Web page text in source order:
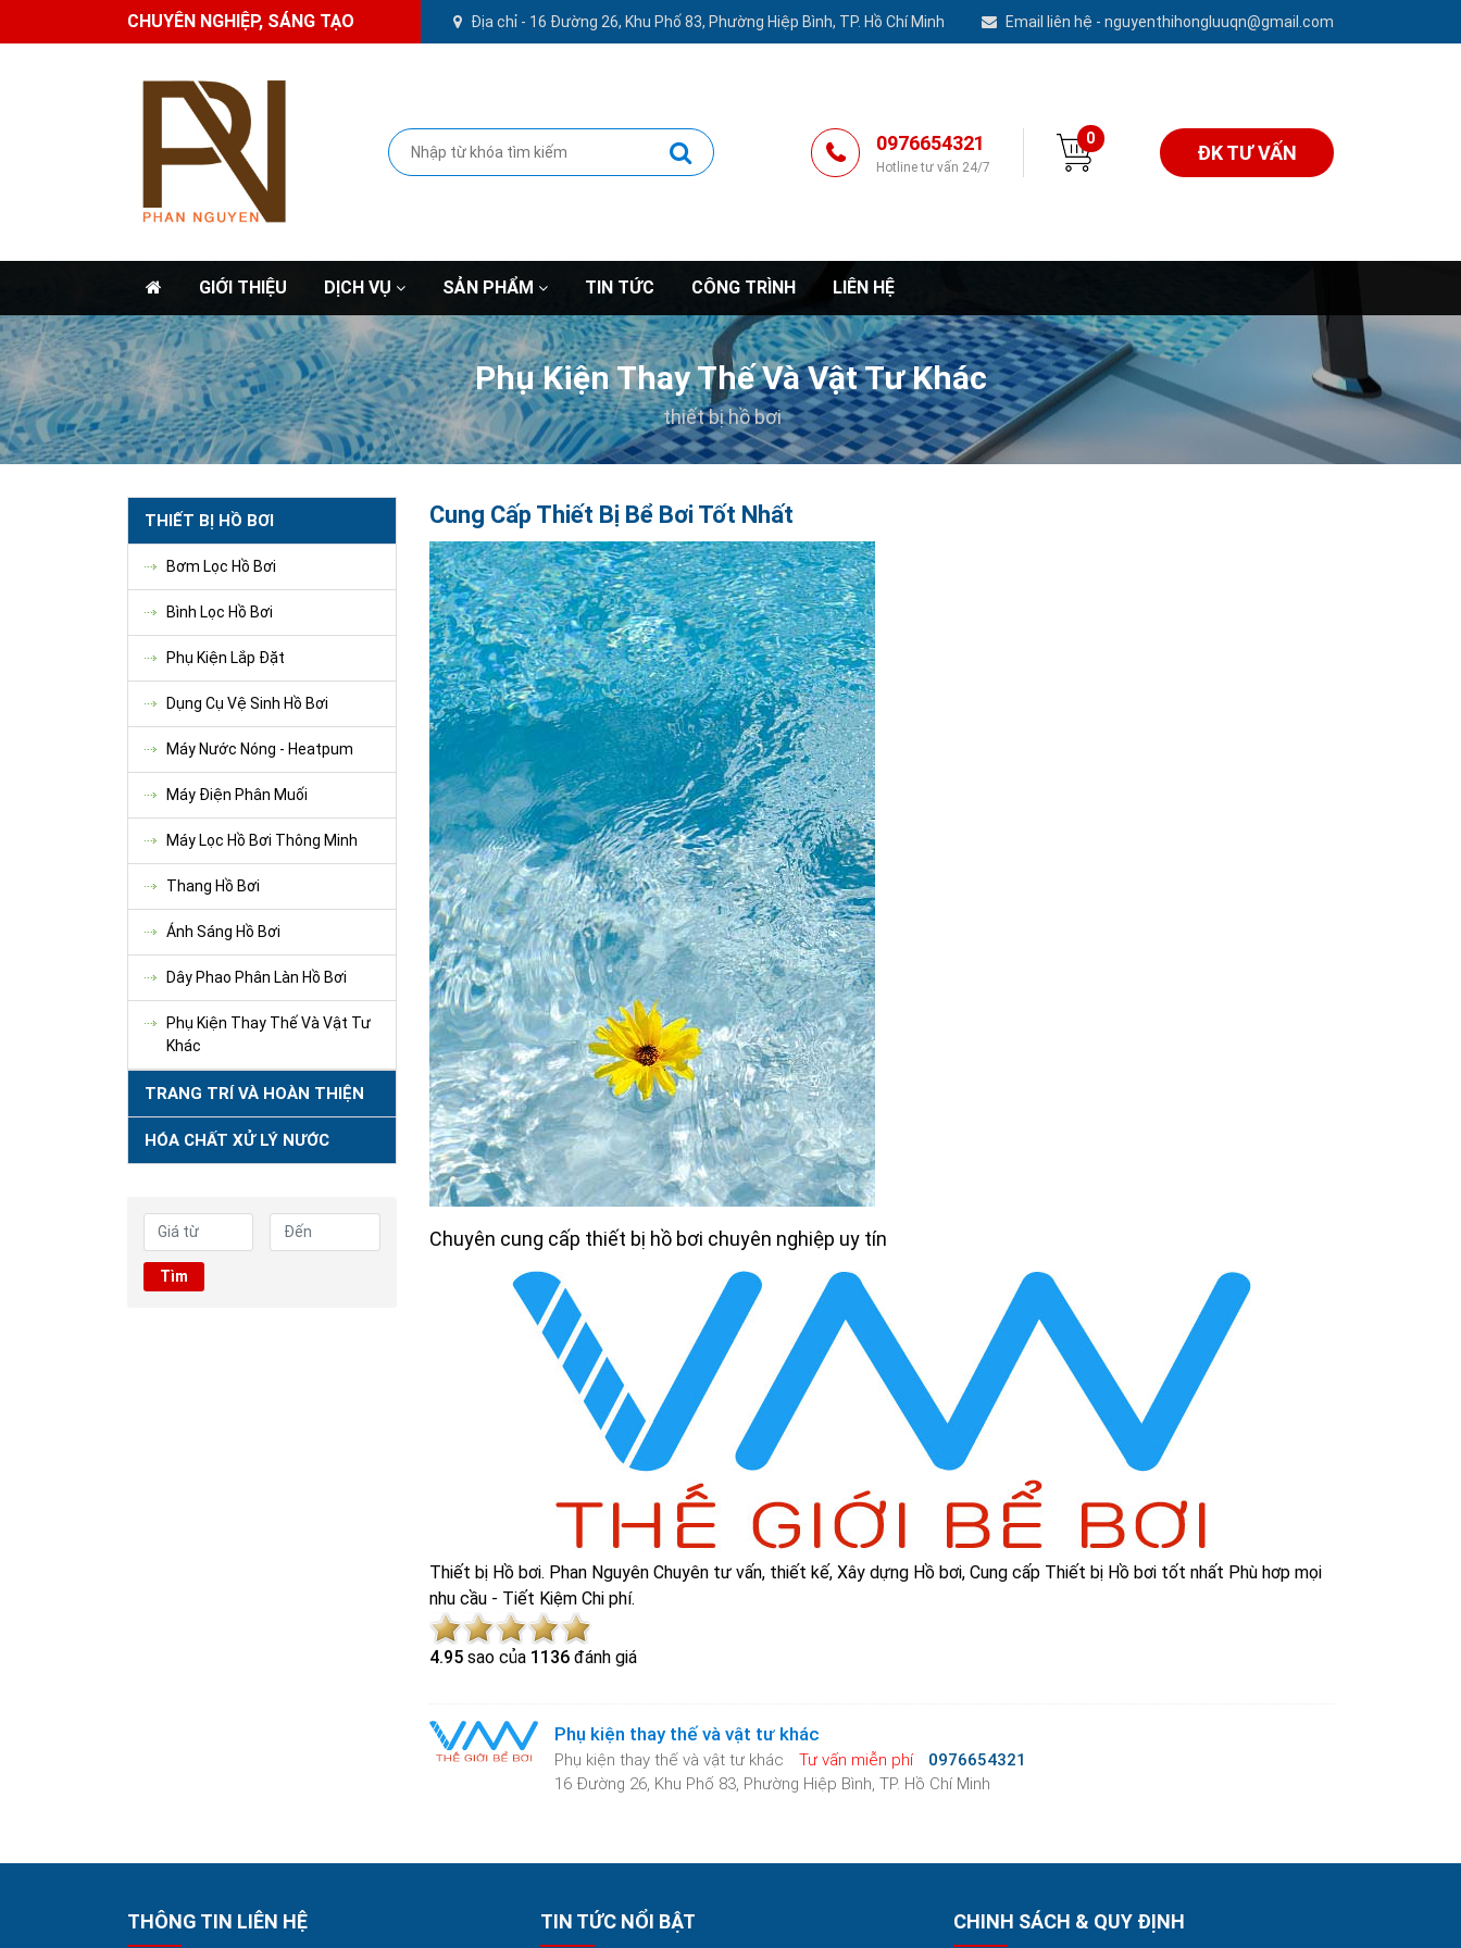
CHUYÊN NGHIỆP, SÁNG TẠO Địa chỉ - 16 Đường 26, Khu Phố 83, Phường Hiệp Bình, TP. Hồ Chí Minh Email liên hệ - nguyenthihongluuqn@gmail.com
0976654321
Hotline tư vấn 24/7
0
ĐK TƯ VẤN
GIỚI THIỆU DỊCH VỤ SẢN PHẨM TIN TỨC CÔNG TRÌNH LIÊN HỆ
Phụ Kiện Thay Thế Và Vật Tư Khác
thiết bị hồ bơi
THIẾT BỊ HỒ BƠI
Bơm Lọc Hồ Bơi
Bình Lọc Hồ Bơi
Phụ Kiện Lắp Đặt
Dụng Cụ Vệ Sinh Hồ Bơi
Máy Nước Nóng - Heatpum
Máy Điện Phân Muối
Máy Lọc Hồ Bơi Thông Minh
Thang Hồ Bơi
Ánh Sáng Hồ Bơi
Dây Phao Phân Làn Hồ Bơi
Phụ Kiện Thay Thế Và Vật Tư
Khác
TRANG TRÍ VÀ HOÀN THIỆN
HÓA CHẤT XỬ LÝ NƯỚC
Tìm
Cung Cấp Thiết Bị Bể Bơi Tốt Nhất
Chuyên cung cấp thiết bị hồ bơi chuyên nghiệp uy tín
Thiết bị Hồ bơi. Phan Nguyên Chuyên tư vấn, thiết kế, Xây dựng Hồ bơi, Cung cấp Thiết bị Hồ bơi tốt nhất Phù hơp mọi
nhu cầu - Tiết Kiệm Chi phí.
4.95sao của 1136đánh giá
Phụ kiện thay thế và vật tư khác
Phụ kiện thay thế và vật tư khác Tư vấn miễn phí
0976654321
16 Đường 26, Khu Phố 83, Phường Hiệp Bình, TP. Hồ Chí Minh
THÔNG TIN LIÊN HỆ TIN TỨC NỔI BẬT CHINH SÁCH & QUY ĐỊNH